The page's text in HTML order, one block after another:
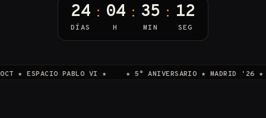
24
DÍAS
: 04
H
: 35
MIN
: 11
SEG
PABLO VI ★ ★ 5° ANIVERSARIO ★ MADRID '26 ★ 02–04